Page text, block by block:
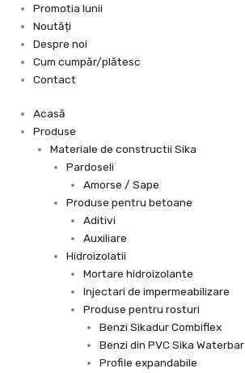
Promotia lunii
Noutăți
Despre noi
Cum cumpăr/plătesc
Contact
Acasă
Produse
Materiale de constructii Sika
Pardoseli
Amorse / Sape
Produse pentru betoane
Aditivi
Auxiliare
Hidroizolatii
Mortare hidroizolante
Injectari de impermeabilizare
Produse pentru rosturi
Benzi Sikadur Combiflex
Benzi din PVC Sika Waterbar
Profile expandabile